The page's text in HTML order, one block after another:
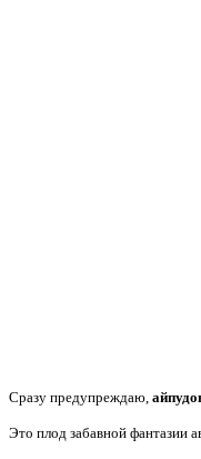
Сразу предупреждаю,
Это плод забавной фантазии